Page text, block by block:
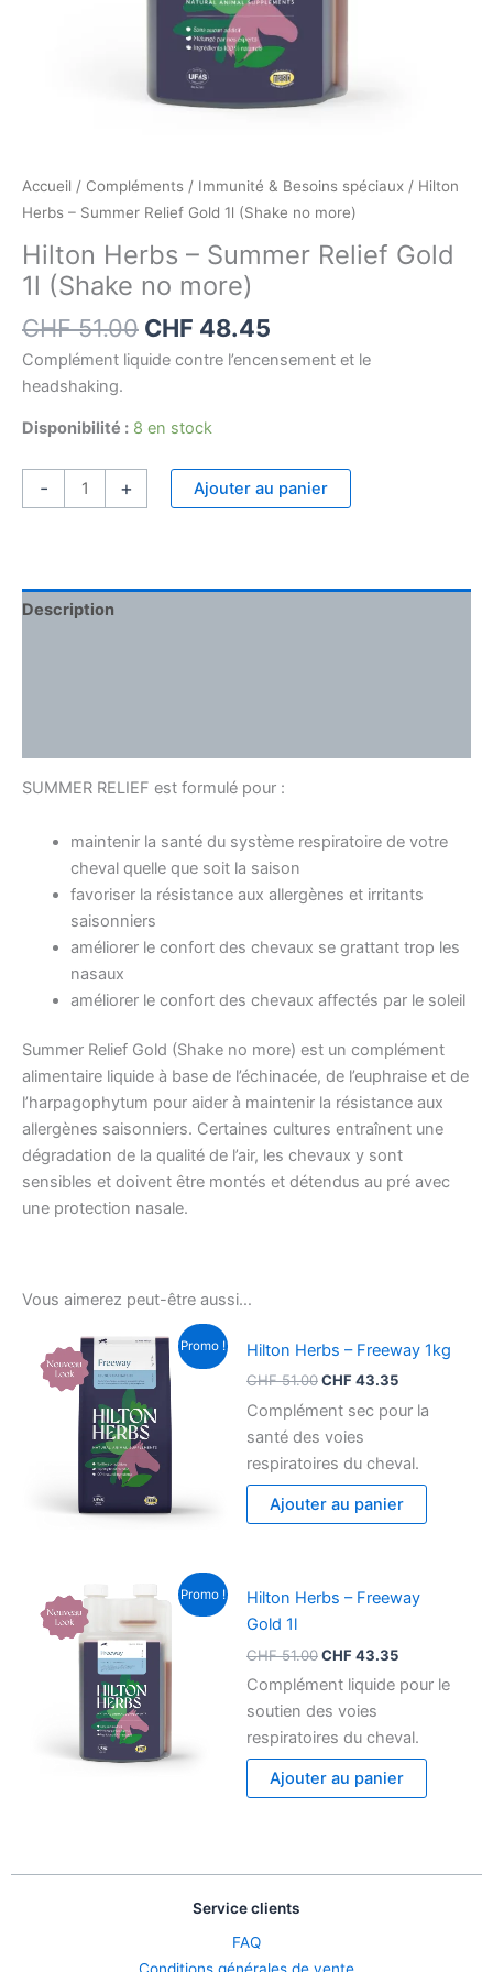
Accueil / Compléments / Immunité & Besoins spéciaux / Hilton
Herbs – Summer Relief Gold 1l (Shake no more)
Hilton Herbs – Summer Relief Gold
1l (Shake no more)
CHF51.00 CHF 48.45
Complément liquide contre l’encensement et le
headshaking.
Disponibilité : 8 en stock
- + Ajouter au panier
Description
SUMMER RELIEF est formulé pour :
maintenir la santé du système respiratoire de votre
cheval quelle que soit la saison
favoriser la résistance aux allergènes et irritants
saisonniers
améliorer le confort des chevaux se grattant trop les
nasaux
améliorer le confort des chevaux affectés par le soleil
Summer Relief Gold (Shake no more) est un complément
alimentaire liquide à base de l’échinacée, de l’euphraise et de
l’harpagophytum pour aider à maintenir la résistance aux
allergènes saisonniers. Certaines cultures entraînent une
dégradation de la qualité de l’air, les chevaux y sont
sensibles et doivent être montés et détendus au pré avec
une protection nasale.
Vous aimerez peut-être aussi…
Promo ! Hilton Herbs – Freeway 1kg
CHF51.00
prix
était :
CHF 51.00.
CHF43.35
prix
est :
CHF 43.35.
Complément sec pour la
santé des voies
respiratoires du cheval.
Ajouter au panier
Promo !
Hilton Herbs – Freeway
Gold 1l
CHF51.00
prix
CHF 51.00.
CHF43.35
prix
CHF 43.35.
Complément liquide pour le
soutien des voies
respiratoires du cheval.
Ajouter au panier
Service clients
FAQ